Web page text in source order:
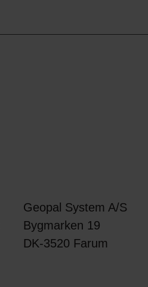
Geopal System A/S
Bygmarken 19
DK-3520 Farum